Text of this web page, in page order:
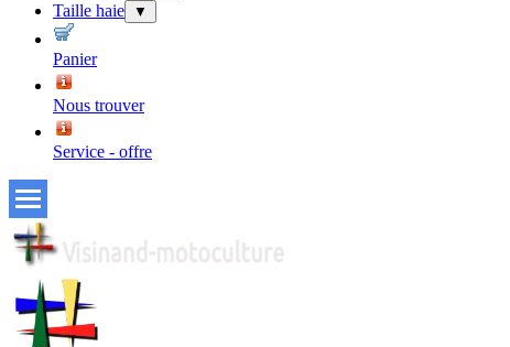
Taille haie ▼
Panier
Nous trouver
Service - offre